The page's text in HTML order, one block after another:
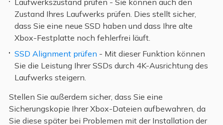
Laufwerkszustand prüfen - Sie können auch den
Zustand Ihres Laufwerks prüfen. Dies stellt sicher,
dass Sie eine neue SSD haben und dass Ihre alte
Xbox-Festplatte noch fehlerfrei läuft.
SSD Alignment prüfen - Mit dieser Funktion können
Sie die Leistung Ihrer SSDs durch 4K-Ausrichtung des
Laufwerks steigern.
Stellen Sie außerdem sicher, dass Sie eine
Sicherungskopie Ihrer Xbox-Dateien aufbewahren, da
Sie diese später bei Problemen mit der Installation der